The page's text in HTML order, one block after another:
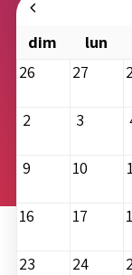
dim
lun
26
27
2 3
9 10
16 17
23 24